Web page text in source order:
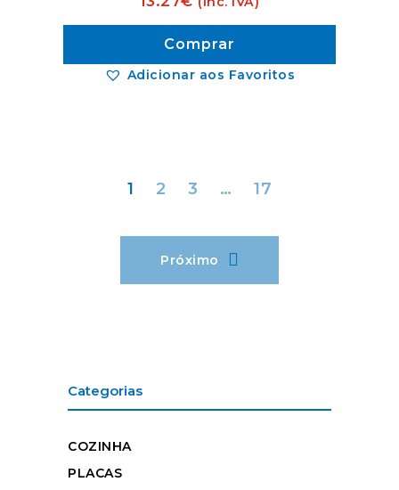
Adicionar aos Favoritos
Comprar
1 2 3 … 17
Próximo
Categorias
COZINHA
PLACAS